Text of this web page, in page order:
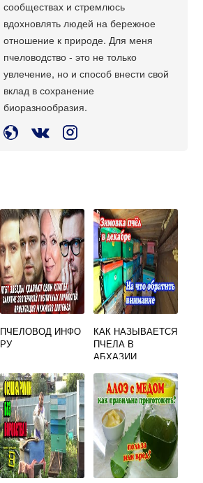
сообществах и стремлюсь
вдохновлять людей на бережное
отношение к природе. Для меня
пчеловодство - это не только
увлечение, но и способ внести свой
вклад в сохранение
биоразнообразия.
ПЧЕЛОВОД ИНФО
РУ
КАК НАЗЫВАЕТСЯ
ПЧЕЛА В
АБХАЗИИ